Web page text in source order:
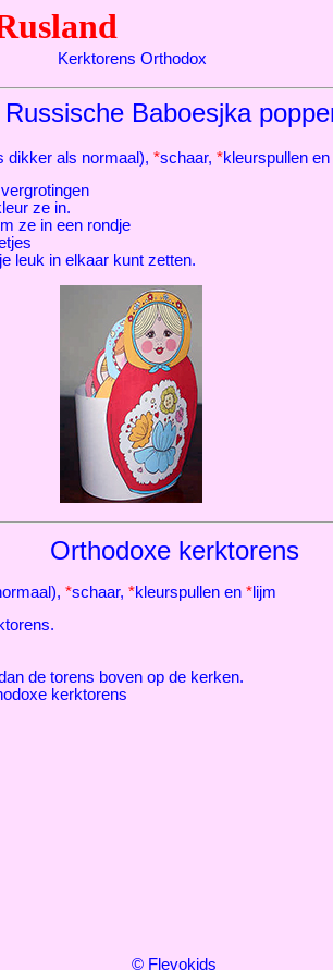
Kerktorens Orthodox
Russische Baboesjka
dikker als normaal), *schaar, *kleurspullen en
ze in.
ze in een rondje
leuk in elkaar kunt zetten.
Orthodoxe kerktorens
*schaar, *kleurspullen en *lijm
de torens boven op de kerken.
kerktorens
© Flevokids